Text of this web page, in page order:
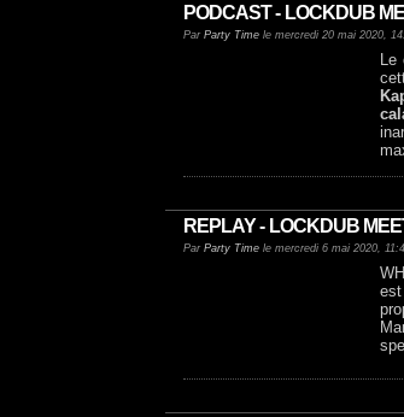
PODCAST - LOCKDUB
Par Party Time le mercredi 20 mai 2020,
Le
REPLAY - LOCKDUB
Par Party Time le mercredi 6 mai 2020,